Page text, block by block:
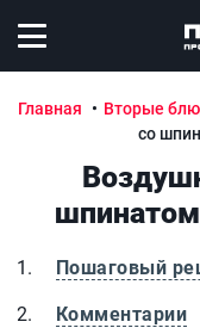
Открыть меню
Главная Вторые
со
Пошаговый
Комментарии